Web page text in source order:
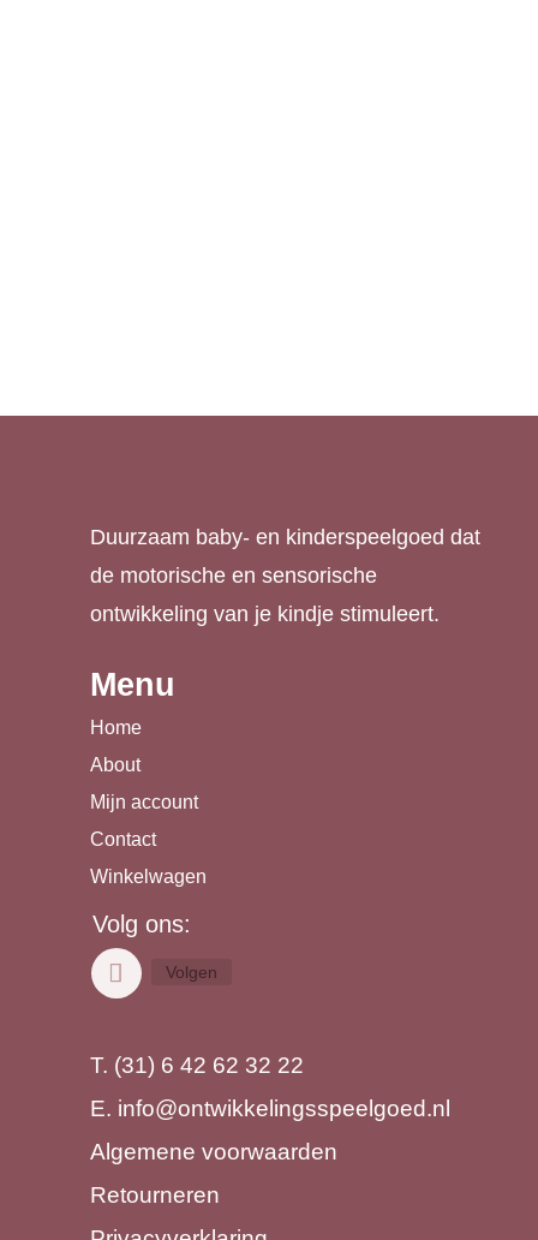
Duurzaam baby- en kinderspeelgoed dat
de motorische en sensorische
ontwikkeling van je kindje stimuleert.
Menu
Home
About
Mijn account
Contact
Winkelwagen
Volg ons:
Volgen
T. (31) 6 42 62 32 22
E. info@ontwikkelingsspeelgoed.nl
Algemene voorwaarden
Retourneren